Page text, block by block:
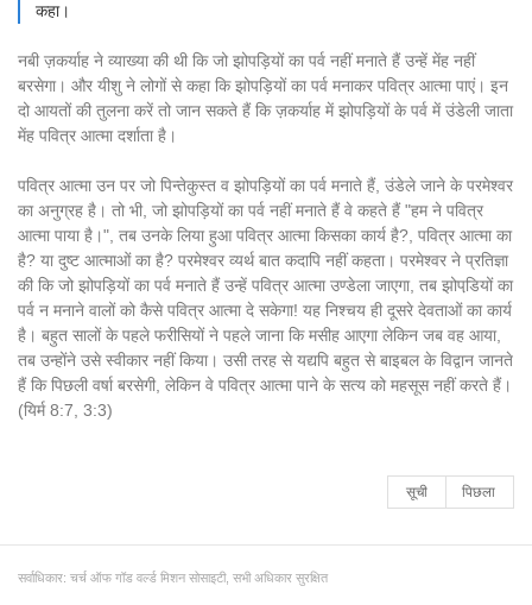
कहा।
नबी ज़कर्याह ने व्याख्या की थी कि जो झोपड़ियों का पर्व नहीं मनाते हैं उन्हें मेंह नहीं
बरसेगा। और यीशु ने लोगों से कहा कि झोपड़ियों का पर्व मनाकर पवित्र आत्मा पाएं। इन
दो आयतों की तुलना करें तो जान सकते हैं कि ज़कर्याह में झोपड़ियों के पर्व में उंडेली जाता
मेंह पवित्र आत्मा दर्शाता है।
पवित्र आत्मा उन पर जो पिन्तेकुस्त व झोपड़ियों का पर्व मनाते हैं, उंडेले जाने के परमेश्वर
का अनुग्रह है। तो भी, जो झोपड़ियों का पर्व नहीं मनाते हैं वे कहते हैं "हम ने पवित्र
आत्मा पाया है।", तब उनके लिया हुआ पवित्र आत्मा किसका कार्य है?, पवित्र आत्मा का
है? या दुष्ट आत्माओं का है? परमेश्वर व्यर्थ बात कदापि नहीं कहता। परमेश्वर ने प्रतिज्ञा
की कि जो झोपड़ियों का पर्व मनाते हैं उन्हें पवित्र आत्मा उण्डेला जाएगा, तब झोपडि़यों का
पर्व न मनाने वालों को कैसे पवित्र आत्मा दे सकेगा! यह निश्चय ही दूसरे देवताओं का कार्य
है। बहुत सालों के पहले फरीसियों ने पहले जाना कि मसीह आएगा लेकिन जब वह आया,
तब उन्होंने उसे स्वीकार नहीं किया। उसी तरह से यद्यपि बहुत से बाइबल के विद्वान जानते
हैं कि पिछली वर्षा बरसेगी, लेकिन वे पवित्र आत्मा पाने के सत्य को महसूस नहीं करते हैं।
(यिर्म 8:7, 3:3)
सूची पिछला
सर्वाधिकार: चर्च ऑफ गॉड वर्ल्ड मिशन सोसाइटी, सभी अधिकार सुरक्षित